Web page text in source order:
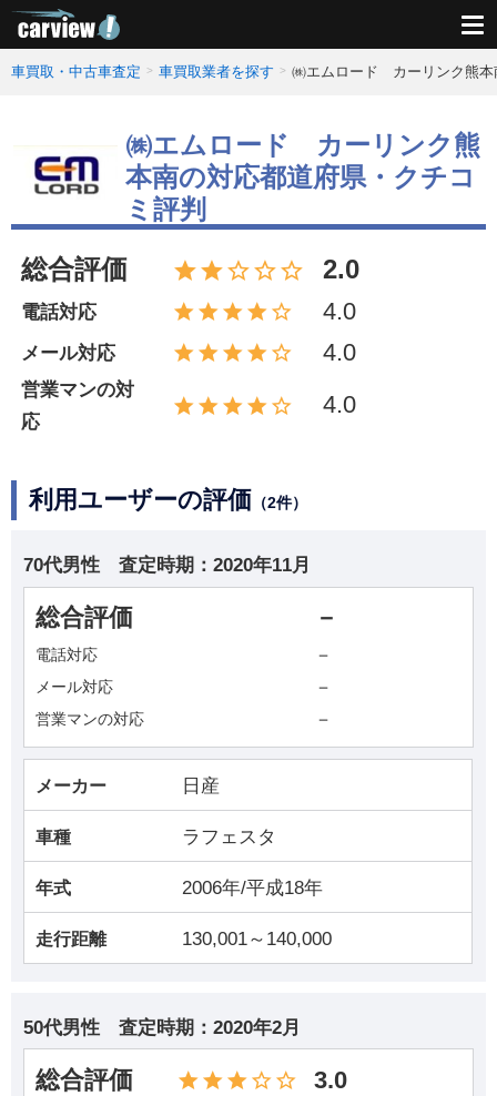
車買取・中古車査定 車買取業者を探す ㈱エムロード カーリンク熊本
㈱エムロード カーリンク熊
本南の対応都道府県・クチコ
ミ評判
総合評価 2.0
電話対応 4.0
メール対応 4.0
営業マンの対
応
4.0
利用ユーザーの評価 （2件）
70代男性 査定時期： 2020年11月
総合評価 －
電話対応 －
メール対応 －
営業マンの対応 －
メーカー 日産
車種 ラフェスタ
年式 2006年/平成18年
走行距離 130,001～140,000
50代男性 査定時期： 2020年2月
総合評価 3.0